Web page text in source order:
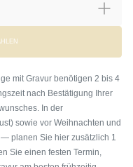
mit Gravur benötigen 2 bis 4
nach Bestätigung Ihrer
In der
sowie vor Weihnachten und
planen Sie hier zusätzlich 1
Sie einen festen Termin,